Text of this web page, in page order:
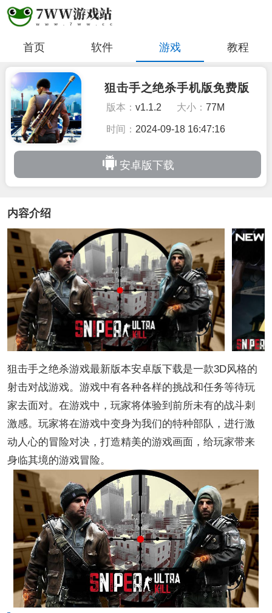
首页 软件 游戏 教程
狙击手之绝杀手机版免费版
版本： v1.1.2 大小：77M
时间： 2024-09-18 16:47:16
安卓版下载
内容介绍
狙击手之绝杀游戏最新版本安卓版下载是一款3D风格的
射击对战游戏。游戏中有各种各样的挑战和任务等待玩
家去面对。在游戏中，玩家将体验到前所未有的战斗刺
激感。玩家将在游戏中变身为我们的特种部队，进行激
动人心的冒险对决，打造精美的游戏画面，给玩家带来
身临其境的游戏冒险。